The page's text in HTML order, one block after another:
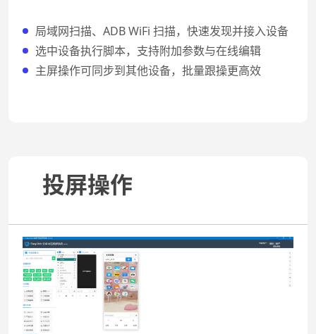
局域网扫描、ADB WiFi 扫描，快速发现并接入设备
选中设备执行脚本，支持附加参数与在线编辑
主屏操作可同步到其他设备，批量跟操更高效
投屏操作